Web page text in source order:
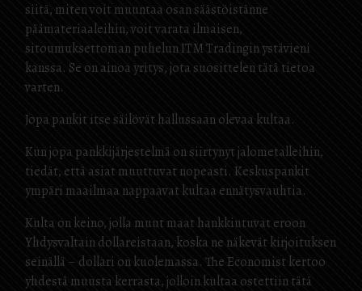
siitä, miten voit muuntaa osan säästöistänne
päämateriaaleihin, voit varata ilmaisen,
sitoumuksettoman puhelun ITM Tradingin ystävieni
kanssa. Se on ainoa yritys, jota suosittelen tätä tietoa
varten.
Jopa pankit itse säilövät hallussaan olevaa kultaa.
Kun jopa pankkijärjestelmä on siirtynyt jalometalleihin,
tiedät, että asiat muuttuvat nopeasti. Keskuspankit
ympäri maailmaa nappaavat kultaa ennätysvauhtia.
Kulta on keino, jolla muut maat hankkiutuvat eroon
Yhdysvaltain dollareistaan, koska ne näkevät kirjoituksen
seinällä – dollari on kuolemassa. The Economist kertoo
yhdestä muusta kerrasta, jolloin kultaa ostettiin tätä